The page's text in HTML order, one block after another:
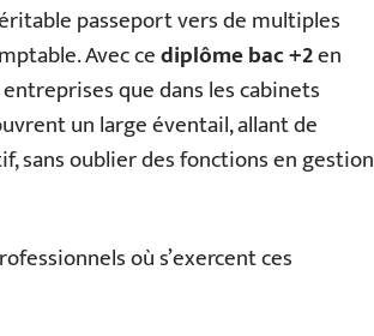
passeport vers de multiples
Avec cediplôme bac +2en
que dans les cabinets
un large éventail, allant de
sans oublier des fonctions en gestion
où s’exercent ces